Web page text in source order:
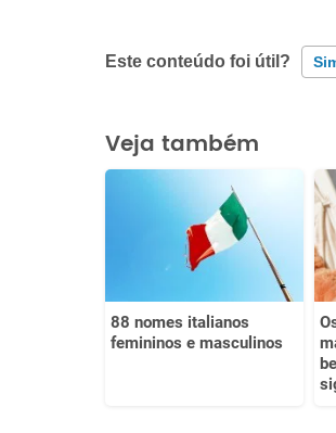
Este conteúdo foi útil?
Este conteúdo contém
Este conteúdo não tem a
Veja também
88 nomes italianos
femininos e masculinos